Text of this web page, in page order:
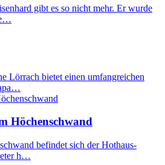
gibt es so nicht mehr. Er wurde
Lörrach bietet einen umfangreichen
Höchenschwand
befindet sich der Hothaus-
h…